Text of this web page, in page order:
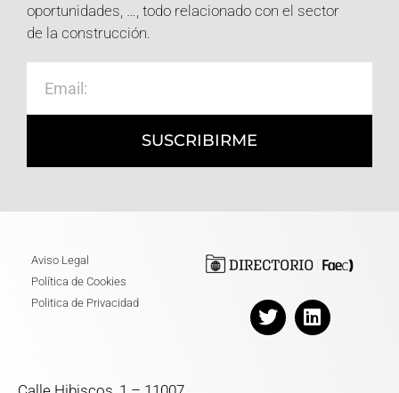
oportunidades, …, todo relacionado con el sector
de la construcción.
SUSCRIBIRME
Aviso Legal
Política de Cookies
Politica de Privacidad